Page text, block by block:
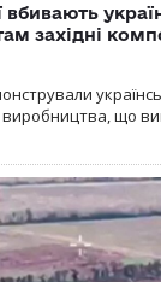
вбивають
західні
що